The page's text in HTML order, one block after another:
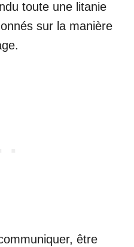
toute une litanie
sur la manière
être